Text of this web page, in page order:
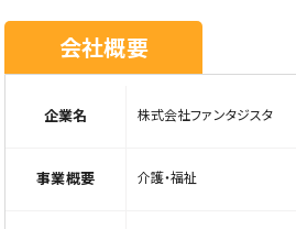
会社概要
企業名 株式会社ファンタジスタ
事業概要 介護・福祉